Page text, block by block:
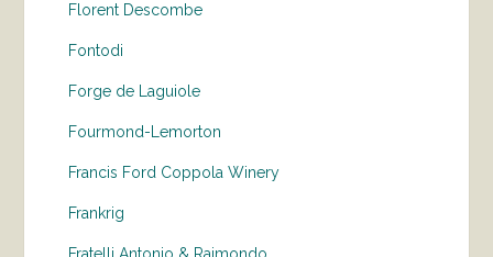
Florent Descombe
Fontodi
Forge de Laguiole
Fourmond-Lemorton
Francis Ford Coppola Winery
Frankrig